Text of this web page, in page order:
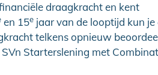
draagkracht en kent
en 15e jaar van de looptijd kun je
telkens opnieuw
Starterslening met